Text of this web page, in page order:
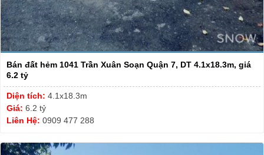
Bán đất hẻm 1041 Trần Xuân Soạn Quận 7, DT 4.1x18.3m, giá
6.2 tỷ
Diện tích: 4.1x18.3m
Giá: 6.2 tỷ
Liên Hệ: 0909 477 288